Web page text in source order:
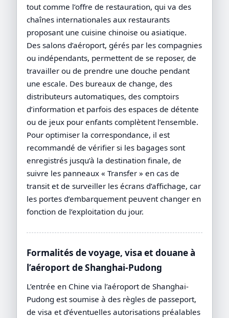
tout comme l’offre de restauration, qui va des
chaînes internationales aux restaurants
proposant une cuisine chinoise ou asiatique.
Des salons d’aéroport, gérés par les compagnies
ou indépendants, permettent de se reposer, de
travailler ou de prendre une douche pendant
une escale. Des bureaux de change, des
distributeurs automatiques, des comptoirs
d’information et parfois des espaces de détente
ou de jeux pour enfants complètent l’ensemble.
Pour optimiser la correspondance, il est
recommandé de vérifier si les bagages sont
enregistrés jusqu’à la destination finale, de
suivre les panneaux « Transfer » en cas de
transit et de surveiller les écrans d’affichage, car
les portes d’embarquement peuvent changer en
fonction de l’exploitation du jour.
Formalités de voyage, visa et douane à
l’aéroport de Shanghai-Pudong
L’entrée en Chine via l’aéroport de Shanghai-
Pudong est soumise à des règles de passeport,
de visa et d’éventuelles autorisations préalables